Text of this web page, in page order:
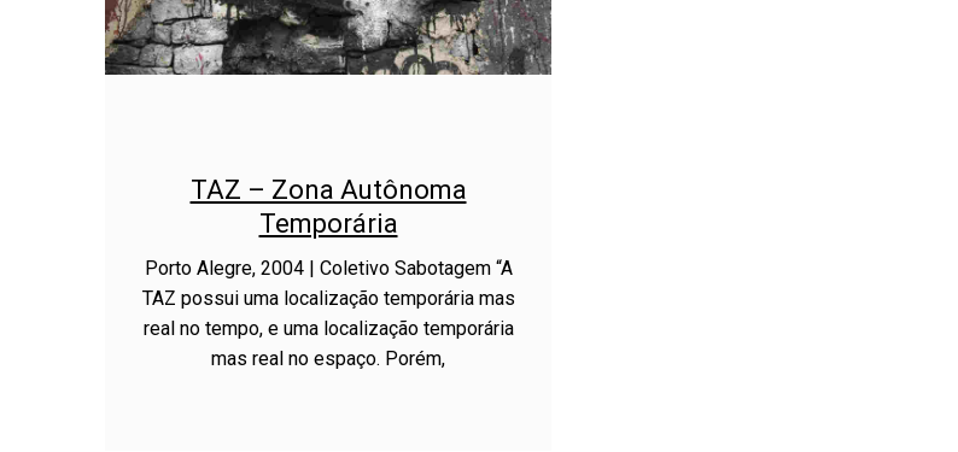
TAZ – Zona Autônoma
Temporária
Porto Alegre, 2004 | Coletivo Sabotagem “A
TAZ possui uma localização temporária mas
real no tempo, e uma localização temporária
mas real no espaço. Porém,